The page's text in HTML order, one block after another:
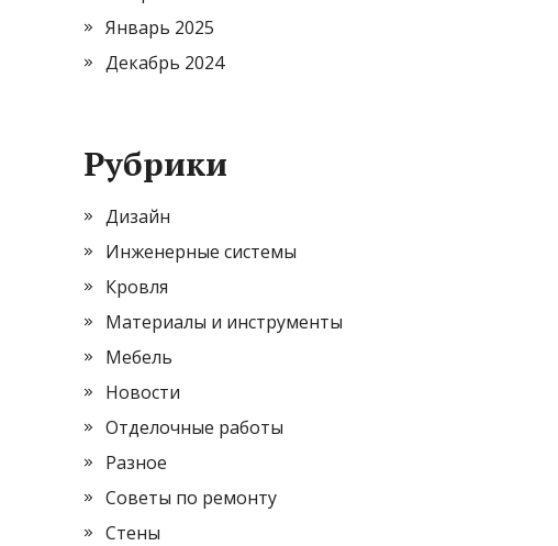
Январь 2025
Декабрь 2024
Рубрики
Дизайн
Инженерные системы
Кровля
Материалы и инструменты
Мебель
Новости
Отделочные работы
Разное
Советы по ремонту
Стены